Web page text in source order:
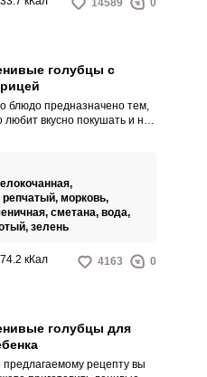
14589 0
голубцы с
блюдо предназначено тем,
любит вкусно покушать и не
форму, добавим к фаршу
хлопья.
репчатый, морковь,
сметана, вода,
зелень
кКал 4163 0
голубцы для
предлагаемому рецепту вы